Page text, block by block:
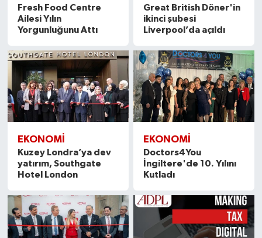
Fresh Food Centre
Ailesi Yılın
Yorgunluğunu Attı
Great British Döner'in
ikinci şubesi
Liverpool’da açıldı
EKONOMİ
Kuzey Londra’ya dev
yatırım, Southgate
Hotel London
EKONOMİ
Doctors4You
İngiltere'de 10. Yılını
Kutladı